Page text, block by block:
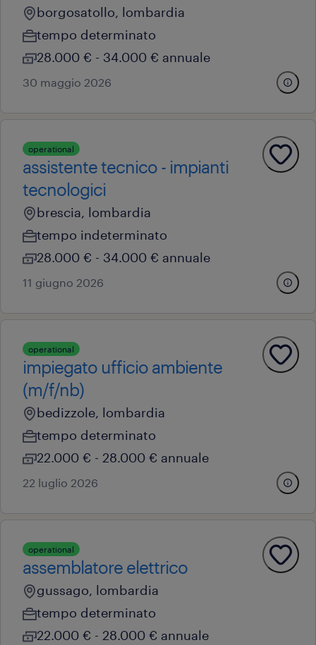
borgosatollo, lombardia
tempo determinato
28.000 € - 34.000 € annuale
30 maggio 2026
operational
assistente tecnico - impianti
tecnologici
brescia, lombardia
tempo indeterminato
28.000 € - 34.000 € annuale
11 giugno 2026
operational
impiegato ufficio ambiente
(m/f/nb)
bedizzole, lombardia
tempo determinato
22.000 € - 28.000 € annuale
22 luglio 2026
operational
assemblatore elettrico
gussago, lombardia
tempo determinato
22.000 € - 28.000 € annuale